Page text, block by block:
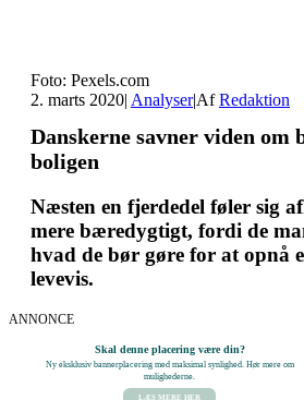
Foto: Pexels.com
2. marts 2020| Analyser|AfRedaktion
Danskerne savner viden om
boligen
Næsten en fjerdedel føler sig
mere bæredygtigt, fordi de
hvad de bør gøre for at opnå
levevis.
ANNONCE
Skal denne placering være din?
Ny eksklusiv bannerplacering med maksimal synlighed. Hør mere om
mulighederne.
LÆS MERE HER